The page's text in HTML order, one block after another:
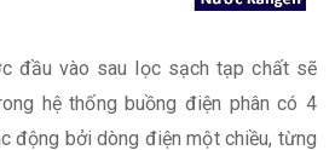
đầu vào sau lọc sạch tạp chất sẽ
hệ thống buồng điện phân có 4
động bởi dòng điện một chiều, từng